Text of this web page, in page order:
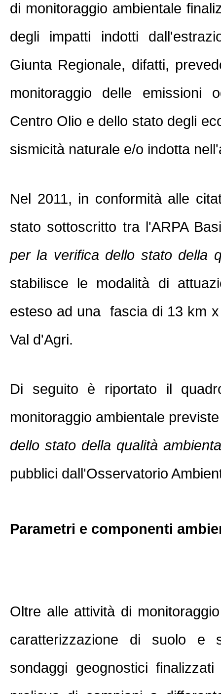
di monitoraggio ambientale
degli impatti indotti
Giunta Regionale, difatti,
monitoraggio delle emissioni
Centro Olio e dello stato degli
sismicità naturale e/o indotta
Nel 2011, in conformità alle
stato sottoscritto tra l'ARPA
per la verifica dello stato della
stabilisce le modalità di
esteso ad una fascia di 13 km
Val d'Agri.
Di seguito è riportato il
monitoraggio ambientale
dello stato della qualità
pubblici dall'Osservatorio
Parametri e componenti
Oltre alle attività di
caratterizzazione di suolo e
sondaggi geognostici